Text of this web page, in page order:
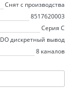
Снят с производства
8517620003
Серия С
DO дискретный вывод
8 каналов